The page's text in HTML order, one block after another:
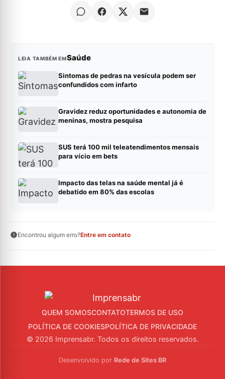
LEIA TAMBÉM EMSaúde
Sintomas de pedras na vesícula podem ser
confundidos com infarto
Gravidez reduz oportunidades e autonomia de
meninas, mostra pesquisa
SUS terá 100 mil teleatendimentos mensais
para vício em bets
Impacto das telas na saúde mental já é
debatido em 80% das escolas
Encontrou algum erro?Entre em contato
QUEM SOMOSCONTATOTERMOS DE USO
POLÍTICA DE COOKIESPOLÍTICA DE PRIVACIDADE
© 2026 Imprensabr. Todos os direitos reservados.
Desenvolvido por Rede de Sites BR